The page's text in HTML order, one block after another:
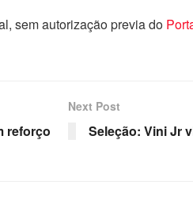
sem autorização previa do
reforço
Next Post
Seleção: Vini Jr